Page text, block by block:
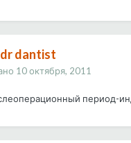
dantist
10 октября, 2011
период-